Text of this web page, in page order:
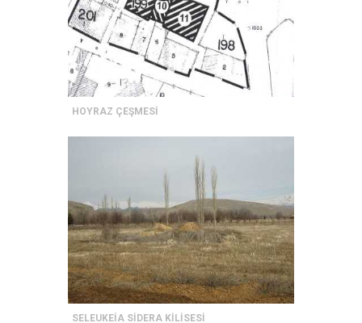
HOYRAZ ÇEŞMESİ
SELEUKEİA SİDERA KİLİSESİ